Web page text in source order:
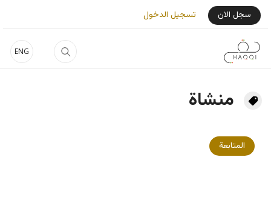
تجاوز إلى المحتوى الرئيسي
ENG
User Login Menu
سجل الان تسجيل الدخول
منشاة
المتابعة